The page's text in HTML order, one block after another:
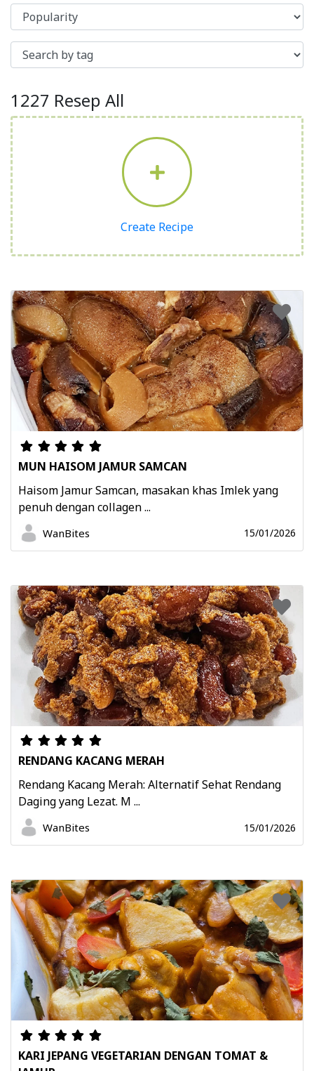
1227 Resep All
Create Recipe
MUN HAISOM JAMUR SAMCAN
Haisom Jamur Samcan, masakan khas Imlek yang
penuh dengan collagen ...
WanBites 15/01/2026
RENDANG KACANG MERAH
Rendang Kacang Merah: Alternatif Sehat Rendang
Daging yang Lezat. M ...
WanBites 15/01/2026
KARI JEPANG VEGETARIAN DENGAN TOMAT &